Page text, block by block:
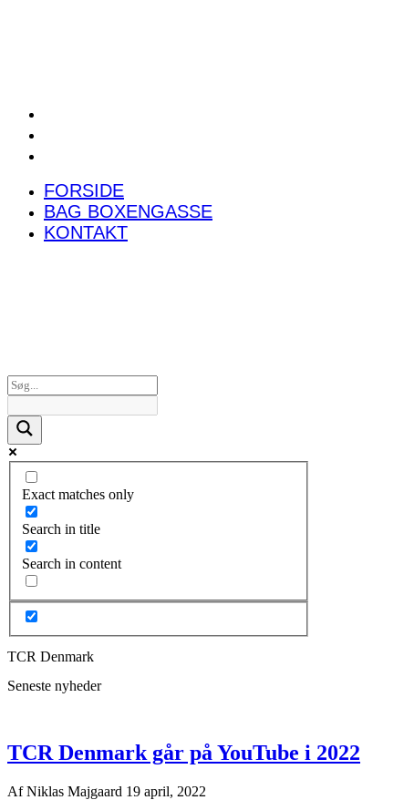
FORSIDE
BAG BOXENGASSE
KONTAKT
Exact matches only
Search in title
Search in content
TCR Denmark
Seneste nyheder
TCR Denmark går på YouTube i 2022
AfNiklas Majgaard 19 april, 2022